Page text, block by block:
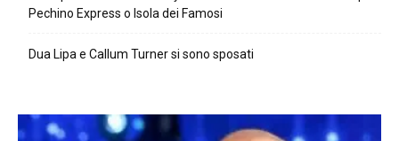
Pechino Express o Isola dei Famosi
Dua Lipa e Callum Turner si sono sposati